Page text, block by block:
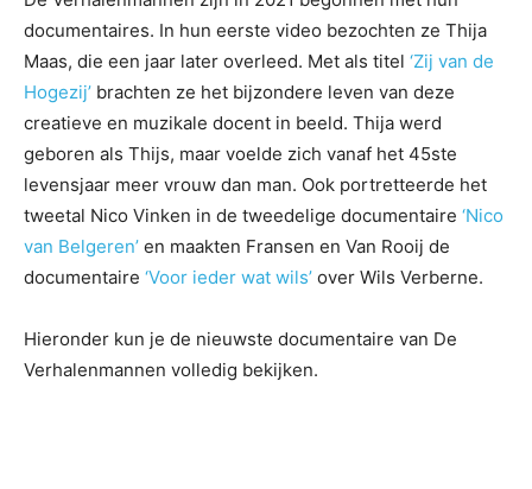
documentaires. In hun eerste video bezochten ze Thija
Maas, die een jaar later overleed. Met als titel ‘Zij van de
Hogezij’ brachten ze het bijzondere leven van deze
creatieve en muzikale docent in beeld. Thija werd
geboren als Thijs, maar voelde zich vanaf het 45ste
levensjaar meer vrouw dan man. Ook portretteerde het
tweetal Nico Vinken in de tweedelige documentaire ‘Nico
van Belgeren’ en maakten Fransen en Van Rooij de
documentaire ‘Voor ieder wat wils’ over Wils Verberne.
Hieronder kun je de nieuwste documentaire van De
Verhalenmannen volledig bekijken.